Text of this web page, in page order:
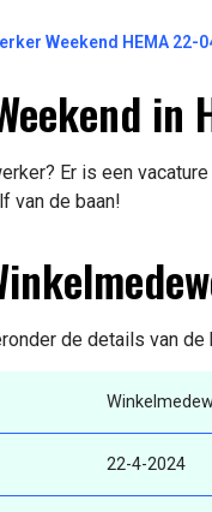
Weekend HEMA 22-
in
Er is een
van de baan!
de details van de
22-4-2024